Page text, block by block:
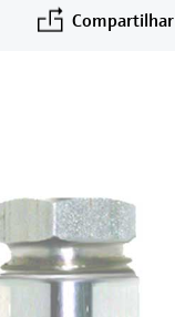
Compartilhar